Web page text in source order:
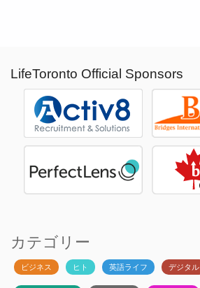
LifeToronto Official Sponsors
カテゴリー
ビジネス ヒト 英語ライフ デジタル